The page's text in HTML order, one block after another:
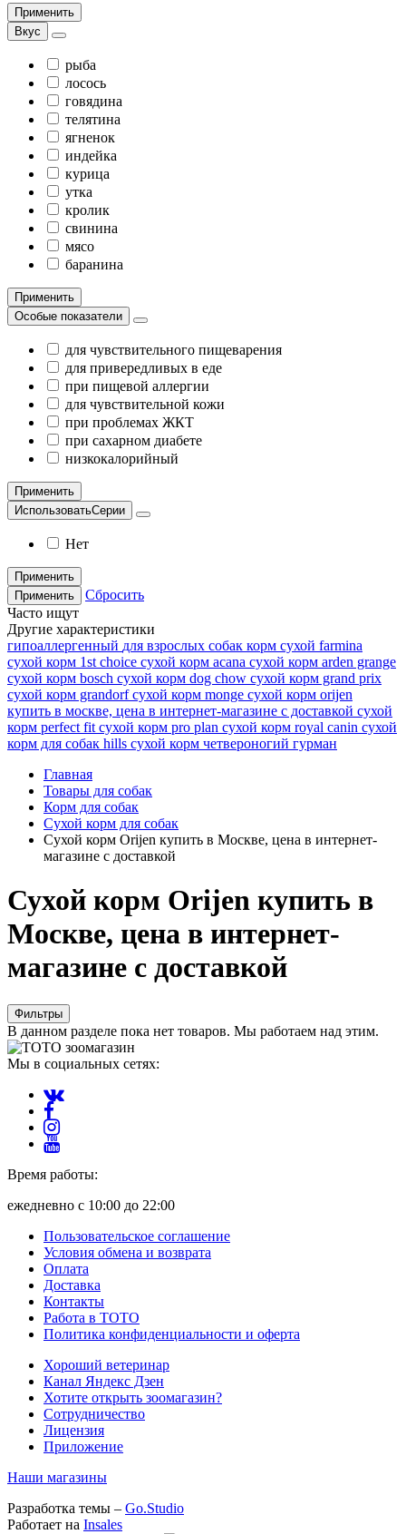
Применить
Вкус
рыба
лосось
говядина
телятина
ягненок
индейка
курица
утка
кролик
свинина
мясо
баранина
Применить
Особые показатели
для чувствительного пищеварения
для привередливых в еде
при пищевой аллергии
для чувствительной кожи
при проблемах ЖКТ
при сахарном диабете
низкокалорийный
Применить
ИспользоватьСерии
Нет
Применить
Применить
Сбросить
Часто ищут
Другие характеристики
гипоаллергенный для взрослых собак корм сухой farmina
сухой корм 1st choice сухой корм acana сухой корм arden grange
сухой корм bosch сухой корм dog chow сухой корм grand prix
сухой корм grandorfсухой корм monge сухой корм orijen
купить в москве, цена в интернет-магазине с доставкой сухой
корм perfect fit сухой корм pro plan сухой корм royal canin сухой
корм для собак hills сухой корм четвероногий гурман
Главная
Товары для собак
Корм для собак
Сухой корм для собак
Сухой корм Orijen купить в Москве, цена в интернет-
магазине с доставкой
Сухой корм Orijen купить в
Москве, цена в интернет-
магазине с доставкой
Фильтры
В данном разделе пока нет товаров. Мы работаем над этим.
Мы в социальных сетях:
Время работы:
ежедневно с 10:00 до 22:00
Пользовательское соглашение
Условия обмена и возврата
Оплата
Доставка
Контакты
Работа в ТОТО
Политика конфиденциальности и оферта
Хороший ветеринар
Канал Яндекс Дзен
Хотите открыть зоомагазин?
Сотрудничество
Лицензия
Приложение
Наши магазины
Разработка темы – Go.Studio
Работает на Insales